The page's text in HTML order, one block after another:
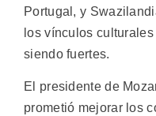
Portugal, y
los vínculos
siendo fuertes.
El presidente de
prometió mejorar los